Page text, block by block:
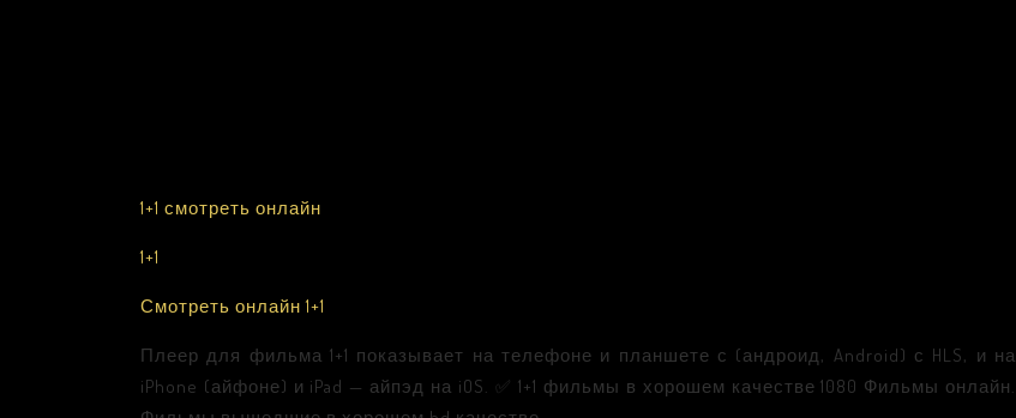
1+1 смотреть онлайн
1+1
Смотреть онлайн 1+1
Плеер для фильма 1+1 показывает на телефоне и планшете с (андроид, Android) с HLS, и на
iPhone (айфоне) и iPad — айпэд на iOS. ✅ 1+1 фильмы в хорошем качестве 1080 Фильмы онлайн.